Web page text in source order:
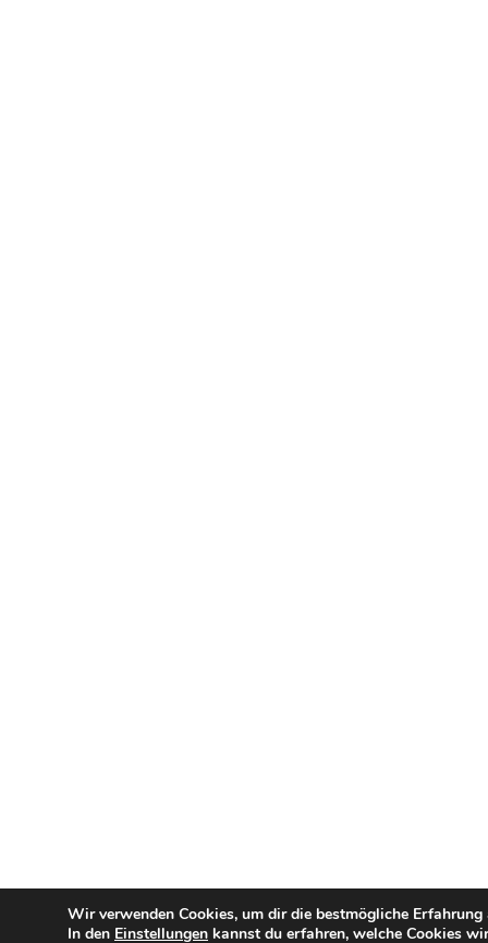
Wir verwenden Cookies, um dir die bestmögliche
In den Einstellungen kannst du erfahren, welche Cookies